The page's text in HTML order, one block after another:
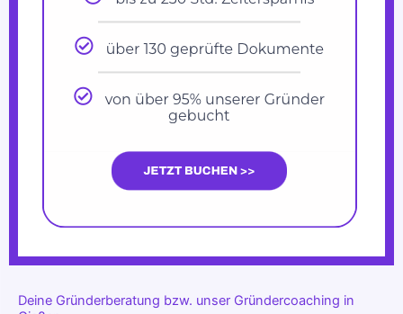
Deine Gründerberatung bzw. unser Gründercoaching in